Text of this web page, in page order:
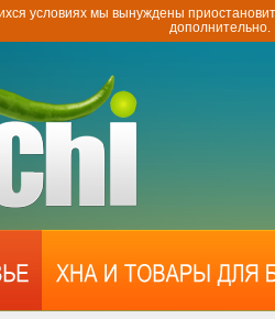
условиях мы вынуждены